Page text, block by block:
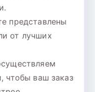
представлены
от лучших
чтобы ваш заказ